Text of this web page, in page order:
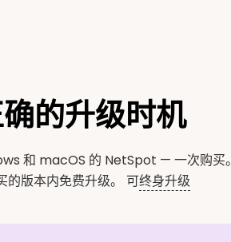
的升级时机
和 macOS 的 NetSpot — 一次购买。
的版本内免费升级。 可终身升级